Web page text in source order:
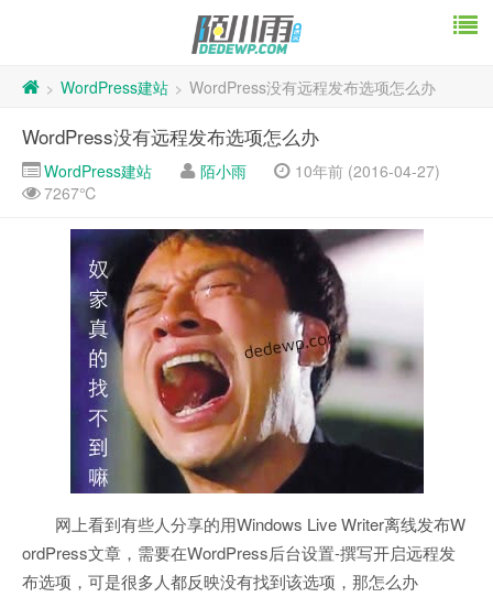
> WordPress建站 > WordPress没有远程发布选项怎么办
WordPress没有远程发布选项怎么办
WordPress建站 陌小雨
10年前 (2016-04-27)
7267℃
网上看到有些人分享的用Windows Live Writer离线发布W
ordPress文章，需要在WordPress后台设置-撰写开启远程发
布选项，可是很多人都反映没有找到该选项，那怎么办